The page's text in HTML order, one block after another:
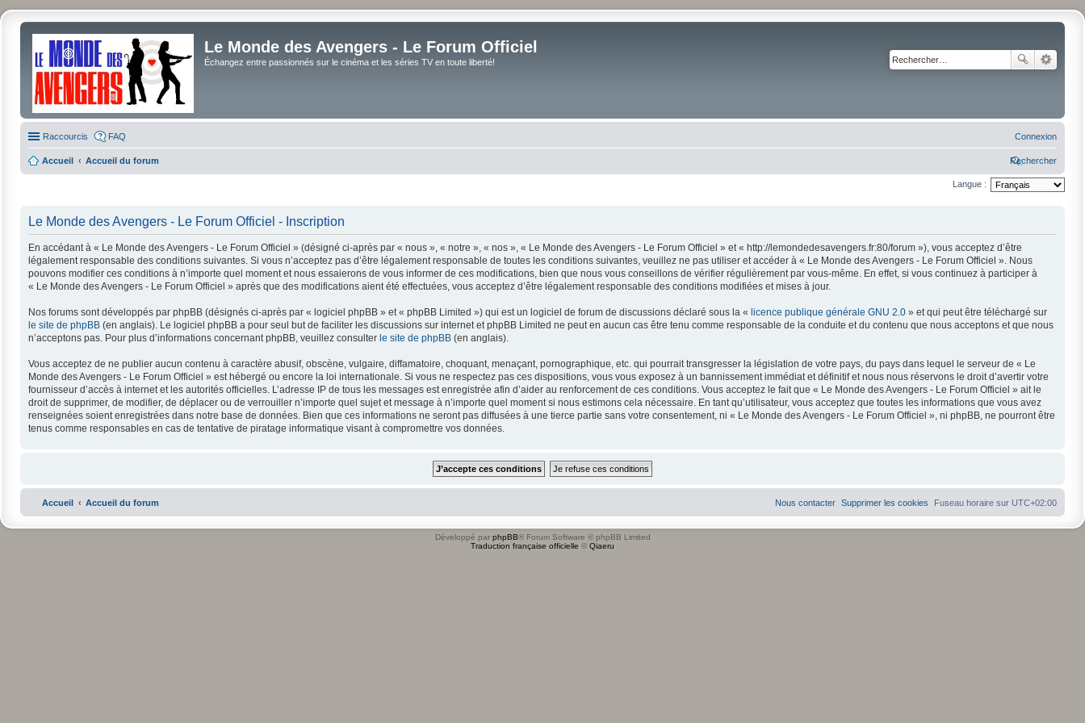
Le Monde des Avengers - Le Forum Officiel
Échangez entre passionnés sur le cinéma et les séries TV en toute liberté!
Raccourcis FAQ Connexion
Accueil Accueil du forum Rechercher
Langue :
Le Monde des Avengers - Le Forum Officiel - Inscription
En accédant à « Le Monde des Avengers - Le Forum Officiel » (désigné ci-après par « nous », « notre », « nos », « Le Monde des Avengers - Le Forum Officiel » et « http://lemondedesavengers.fr:80/forum »), vous acceptez d’être
légalement responsable des conditions suivantes. Si vous n’acceptez pas d’être légalement responsable de toutes les conditions suivantes, veuillez ne pas utiliser et accéder à « Le Monde des Avengers - Le Forum Officiel ». Nous
pouvons modifier ces conditions à n’importe quel moment et nous essaierons de vous informer de ces modifications, bien que nous vous conseillons de vérifier régulièrement par vous-même. En effet, si vous continuez à participer à
« Le Monde des Avengers - Le Forum Officiel » après que des modifications aient été effectuées, vous acceptez d’être légalement responsable des conditions modifiées et mises à jour.
Nos forums sont développés par phpBB (désignés ci-après par « logiciel phpBB » et « phpBB Limited ») qui est un logiciel de forum de discussions déclaré sous la « licence publique générale GNU 2.0 » et qui peut être téléchargé sur
le site de phpBB (en anglais). Le logiciel phpBB a pour seul but de faciliter les discussions sur internet et phpBB Limited ne peut en aucun cas être tenu comme responsable de la conduite et du contenu que nous acceptons et que nous
n’acceptons pas. Pour plus d’informations concernant phpBB, veuillez consulter le site de phpBB (en anglais).
Vous acceptez de ne publier aucun contenu à caractère abusif, obscène, vulgaire, diffamatoire, choquant, menaçant, pornographique, etc. qui pourrait transgresser la législation de votre pays, du pays dans lequel le serveur de « Le
Monde des Avengers - Le Forum Officiel » est hébergé ou encore la loi internationale. Si vous ne respectez pas ces dispositions, vous vous exposez à un bannissement immédiat et définitif et nous nous réservons le droit d’avertir votre
fournisseur d’accès à internet et les autorités officielles. L’adresse IP de tous les messages est enregistrée afin d’aider au renforcement de ces conditions. Vous acceptez le fait que « Le Monde des Avengers - Le Forum Officiel » ait le
droit de supprimer, de modifier, de déplacer ou de verrouiller n’importe quel sujet et message à n’importe quel moment si nous estimons cela nécessaire. En tant qu’utilisateur, vous acceptez que toutes les informations que vous avez
renseignées soient enregistrées dans notre base de données. Bien que ces informations ne seront pas diffusées à une tierce partie sans votre consentement, ni « Le Monde des Avengers - Le Forum Officiel », ni phpBB, ne pourront être
tenus comme responsables en cas de tentative de piratage informatique visant à compromettre vos données.
Accueil Accueil du forum Fuseau horaire sur UTC+02:00
Supprimer les cookies
Nous contacter
Développé par phpBB® Forum Software © phpBB Limited
Traduction française officielle © Qiaeru